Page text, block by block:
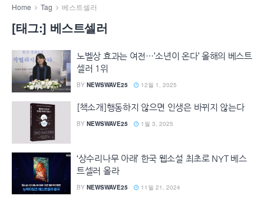
Home Tag 베스트셀러
[태그:] 베스트셀러
노벨상 효과는 여전…’소년이 온다’ 올해의 베스트
셀러 1위
BY NEWSWAVE25 12월 1, 2025
[책소개]행동하지 않으면 인생은 바뀌지 않는다
BY NEWSWAVE25 1월 3, 2025
‘상수리나무 아래’ 한국 웹소설 최초로 NYT 베스
트셀러 올라
BY NEWSWAVE25 11월 21, 2024